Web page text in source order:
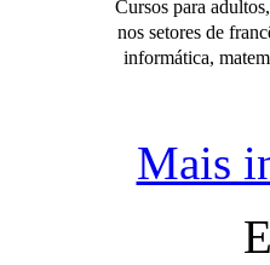
Cursos para
nos setores de
informática,
Mais